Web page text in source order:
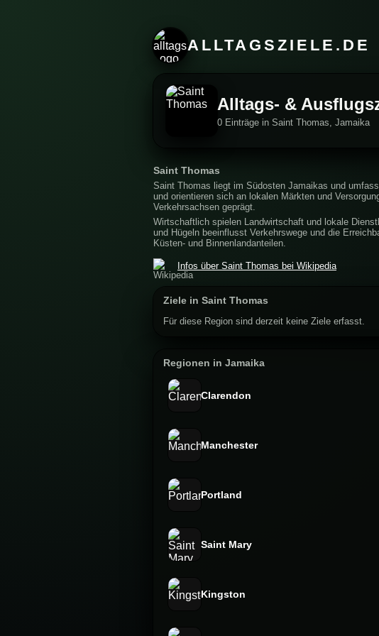
ALLTAGSZIELE.DE
Alltags- &
0 Einträge in Saint Thomas, Jamaika
Saint Thomas
Saint Thomas liegt im Südosten Jamaikas und
und orientieren sich an lokalen Märkten und
Verkehrsachsen geprägt.
Wirtschaftlich spielen Landwirtschaft und lokale
und Hügeln beeinflusst Verkehrswege und die
Küsten- und Binnenlandanteilen.
Infos über Saint Thomas bei Wikipedia
Ziele in Saint Thomas
Für diese Region sind derzeit keine Ziele erfasst.
Regionen in Jamaika
Clarendon
Manchester
Portland
Saint Mary
Kingston